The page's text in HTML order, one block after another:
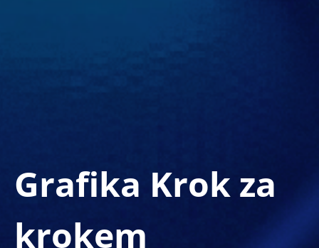
Grafika Krok za
krokem